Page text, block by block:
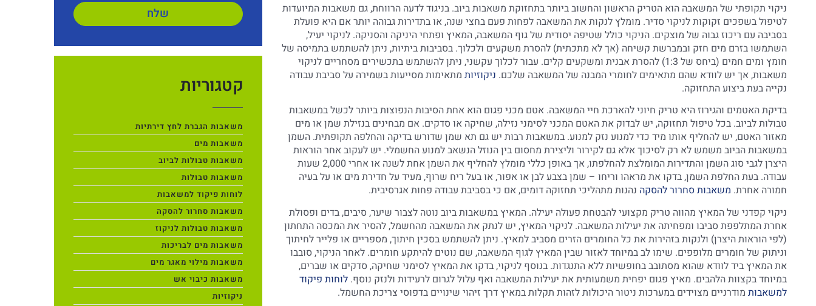
ניקוי תקופתי של המשאבה הוא הטריק הראשון והחשוב ביותר בתחזוקת משאבות ביוב. בניגוד לדעה הרווחת, גם משאבות המיועדות
לטיפול בשפכים זקוקות לניקוי סדיר. מומלץ לנקות את המשאבה לפחות פעם בחצי שנה, או בתדירות גבוהה יותר אם היא פועלת
בסביבה עם ריכוז גבוה של מוצקים. הניקוי כולל שטיפה יסודית של גוף המשאבה, המאיץ ופתחי היניקה והסניקה. לניקוי יעיל,
השתמשו בזרם מים חזק ובמברשת קשיחה (אך לא מתכתית) להסרת משקעים ולכלוך. בסביבות ביתיות, ניתן להשתמש בתמיסה של
חומץ ומים חמים (ביחס של 1:3) להסרת אבנית ומשקעים קלים. עבור לכלוך עקשני, ניתן להשתמש בתכשירים מסחריים לניקוי
משאבות, אך יש לוודא שהם מתאימים לחומרי המבנה של המשאבה שלכם. ניקוזיות מתאימות מסייעות בשמירה על סביבת עבודה
נקייה בעת ביצוע התחזוקה.
בדיקת האטמים והגירוז היא טריק חיוני להארכת חיי המשאבה. אטם מכני פגום הוא אחת הסיבות הנפוצות ביותר לכשל במשאבות
טבולות לביוב. בכל טיפול תחזוקה, יש לבדוק את האטם המכני לסימני נזילה, שחיקה או סדקים. אם מבחינים בנזילת שמן או מים
מאזור האטם, יש להחליף אותו מיד כדי למנוע נזק למנוע. במשאבות רבות יש גם תא שמן שדורש בדיקה והחלפה תקופתית. השמן
במשאבות הביוב משמש לא רק לסיכוך אלא גם לקירור וליצירת מחסום בין הנוזל הנשאב למנוע החשמלי. יש לעקוב אחר הוראות
היצרן לגבי סוג השמן והתדירות המומלצת להחלפתו, אך באופן כללי מומלץ להחליף את השמן אחת לשנה או אחרי 2,000 שעות
עבודה. בעת החלפת השמן, בדקו את מראהו וריחו – שמן בצבע לבן או אפור, או בעל ריח שרוף, מעיד על חדירת מים או על בעיה
חמורה אחרת. משאבות סחרור להסקה נהנות מתהליכי תחזוקה דומים, אם כי בסביבת עבודה פחות אגרסיבית.
ניקוי קפדני של המאיץ מהווה טריק מקצועי להבטחת פעולה יעילה. המאיץ במשאבות ביוב נוטה לצבור שיער, סיבים, בדים ופסולת
אחרת המתלפפת סביבו ומפחיתה את יעילות המשאבה. לניקוי המאיץ, יש לנתק את המשאבה מהחשמל, להסיר את המכסה התחתון
(לפי הוראות היצרן) ולנקות בזהירות את כל החומרים הזרים מסביב למאיץ. ניתן להשתמש בסכין חיתוך, מספריים או פלייר לחיתוך
וניתוק של חומרים מלופפים. שימו לב במיוחד לאזור שבין המאיץ לגוף המשאבה, שם נוטים להיתקע חומרים. לאחר הניקוי, סובבו
את המאיץ ביד לוודא שהוא מסתובב בחופשיות ללא התנגדות. בנוסף לניקוי, בדקו את המאיץ לסימני שחיקה, סדקים או שברים,
במיוחד בקצוות הלהבים. מאיץ פגום יפחית משמעותית את יעילות המשאבה ואף עלול לגרום לרעידות ולנזק נוסף. לוחות פיקוד
למשאבות מודרניים מצוידים במערכות ניטור היכולות לזהות תקלות במאיץ דרך זיהוי שינויים בדפוסי צריכת החשמל.
שלח
קטגוריות
משאבות הגברת לחץ דירתיות
משאבות מים
משאבות טבולות לביוב
משאבות טבולות
לוחות פיקוד למשאבות
משאבות סחרור להסקה
משאבות טבולות לניקוז
משאבות מים לבריכות
משאבות מילוי מאגר מים
משאבות כיבוי אש
ניקוזיות